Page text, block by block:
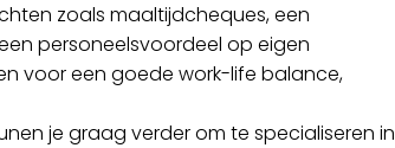
zoals maaltijdcheques, een
personeelsvoordeel op eigen
voor een goede work-life balance,
je graag verder om te specialiseren in